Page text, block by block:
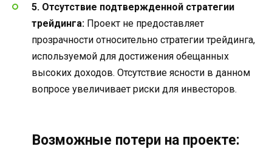
5. Отсутствие подтвержденной стратегии
трейдинга: Проект не предоставляет
прозрачности относительно стратегии трейдинга,
используемой для достижения обещанных
высоких доходов. Отсутствие ясности в данном
вопросе увеличивает риски для инвесторов.
Возможные потери на проекте: